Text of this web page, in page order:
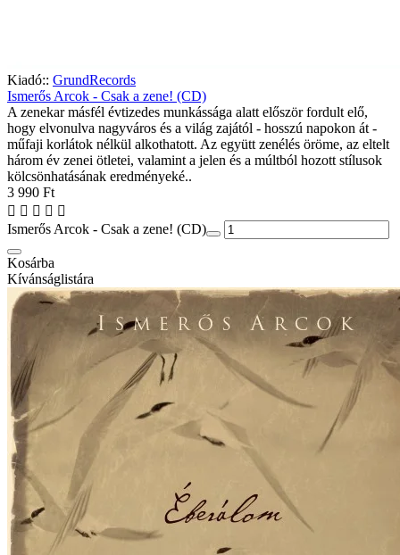
Kiadó:: GrundRecords
Ismerős Arcok - Csak a zene! (CD)
A zenekar másfél évtizedes munkássága alatt először fordult elő,
hogy elvonulva nagyváros és a világ zajától - hosszú napokon át -
műfaji korlátok nélkül alkothatott. Az együtt zenélés öröme, az eltelt
három év zenei ötletei, valamint a jelen és a múltból hozott stílusok
kölcsönhatásának eredményeké..
3 990 Ft
Ismerős Arcok - Csak a zene! (CD)
Kosárba
Kívánságlistára